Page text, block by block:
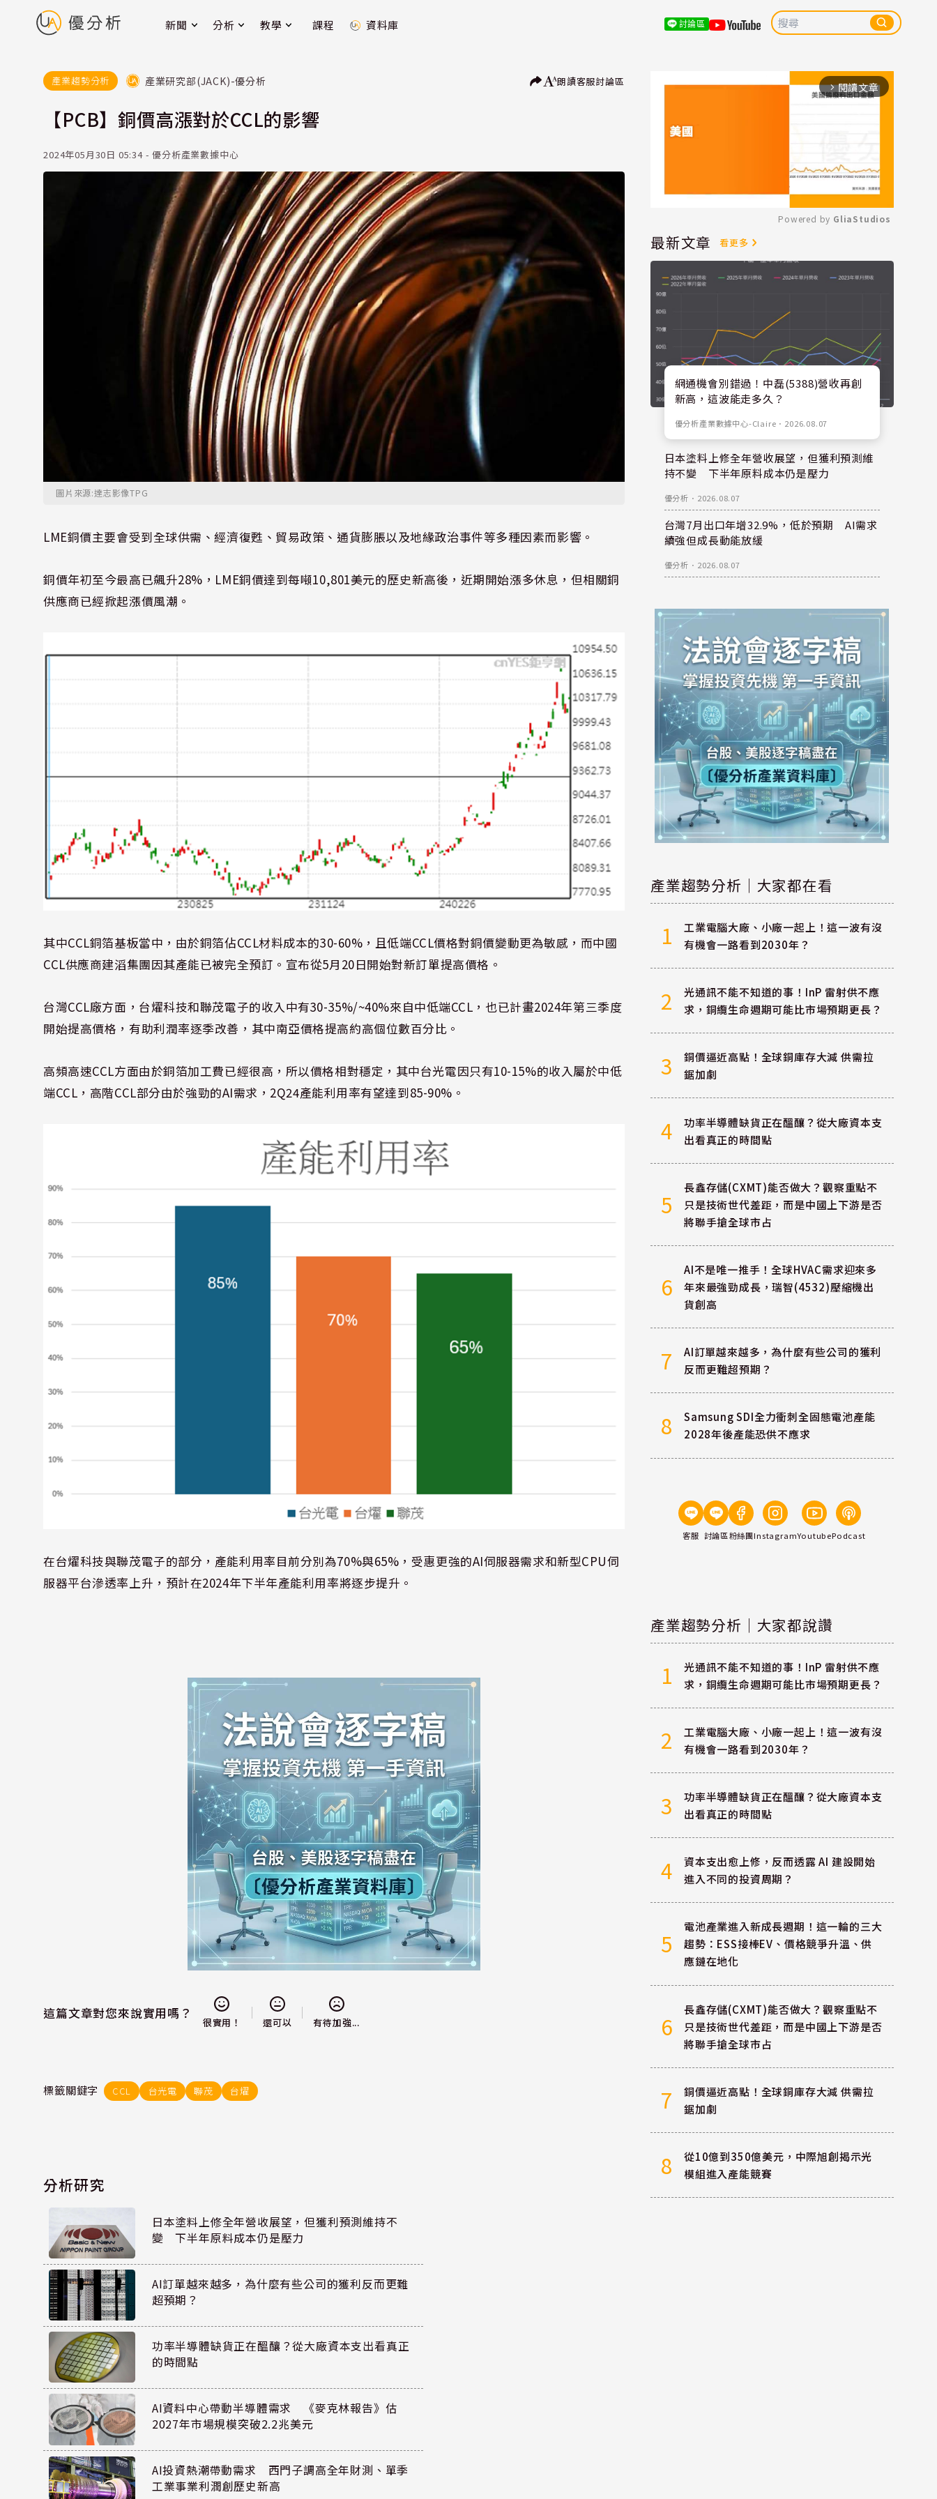
新聞 分析 教學 課程 資料庫 討論區
產業趨勢分析 產業研究部(JACK)-優分析 朗讀客服討論區
【PCB】銅價高漲對於CCL的影響
2024年05月30日 05:34 - 優分析產業數據中心
圖片來源:達志影像TPG
LME銅價主要會受到全球供需、經濟復甦、貿易政策、通貨膨脹以及地緣政治事件等多種因素而影響。
銅價年初至今最高已飆升28% ， LME銅價達到每噸10,801美元的歷史新高後，近期開始漲多休息，但相關銅
供應商已經掀起漲價風潮。
其中CCL銅箔基板當中，由於銅箔佔CCL材料成本的30-60% ，且低端CCL價格對銅價變動更為敏感，而中國
CCL供應商建滔集團因其產能已被完全預訂。宣布從5月 20日開始對新訂單提高價格。
台灣CCL廠方面，台燿科技和聯茂電子的收入中有30-35%/~40%來自中低端CCL ，也已計畫2024年第三季度
開始提高價格，有助利潤率逐季改善，其中南亞價格提高約高個位數百分比。
高頻高速CCL方面由於銅箔加工費已經很高，所以價格相對穩定，其中台光電因只有10-15%的收入屬於中低
端CCL ，高階CCL部分由於強勁的AI需求， 2Q24產能利用率有望達到85-90% 。
在台燿科技與聯茂電子的部分，產能利用率目前分別為70%與65% ，受惠更強的AI伺服器需求和新型CPU伺
服器平台滲透率上升，預計在2024年下半年產能利用率將逐步提升。
這篇文章對您來說實用嗎？
很實用！ 還可以 有待加強...
標籤關鍵字 CCL 台光電 聯茂 台燿
分析研究
日本塗料上修全年營收展望，但獲利預測維持不
變 下半年原料成本仍是壓力
AI訂單越來越多，為什麼有些公司的獲利反而更難
超預期？
功率半導體缺貨正在醞釀？從大廠資本支出看真正
的時間點
AI資料中心帶動半導體需求 《麥克林報告》估
2027年市場規模突破2.2兆美元
AI投資熱潮帶動需求 西門子調高全年財測、單季
工業事業利潤創歷史新高
arrow_forward_ios 閱讀文章
Mute
Powered by GliaStudios
最新文章 看更多
網通機會別錯過！中磊(5388)營收再創
新高，這波能走多久？
優分析產業數據中心-Claire ． 2026.08.07
日本塗料上修全年營收展望，但獲利預測維
持不變 下半年原料成本仍是壓力
優分析 ． 2026.08.07
台灣7月出口年增32.9%，低於預期 AI需求
續強但成長動能放緩
優分析 ． 2026.08.07
產業趨勢分析｜大家都在看
1
工業電腦大廠、小廠一起上！這一波有沒
有機會一路看到2030年？
2
光通訊不能不知道的事！InP 雷射供不應
求，銅纜生命週期可能比市場預期更長？
3
銅價逼近高點！全球銅庫存大減 供需拉
鋸加劇
4
功率半導體缺貨正在醞釀？從大廠資本支
出看真正的時間點
5
長鑫存儲(CXMT)能否做大？觀察重點不
只是技術世代差距，而是中國上下游是否
將聯手搶全球市占
6
AI不是唯一推手！全球HVAC需求迎來多
年來最強勁成長，瑞智(4532)壓縮機出
貨創高
7
AI訂單越來越多，為什麼有些公司的獲利
反而更難超預期？
8
Samsung SDI全力衝刺全固態電池產能
2028年後產能恐供不應求
客服 討論區粉絲團InstagramYoutubePodcast
產業趨勢分析｜大家都說讚
1
光通訊不能不知道的事！InP 雷射供不應
求，銅纜生命週期可能比市場預期更長？
2
工業電腦大廠、小廠一起上！這一波有沒
有機會一路看到2030年？
3
功率半導體缺貨正在醞釀？從大廠資本支
出看真正的時間點
4
資本支出愈上修，反而透露 AI 建設開始
進入不同的投資周期？
5
電池產業進入新成長週期！這一輪的三大
趨勢：ESS接棒EV、價格競爭升溫、供
應鏈在地化
6
長鑫存儲(CXMT)能否做大？觀察重點不
只是技術世代差距，而是中國上下游是否
將聯手搶全球市占
7
銅價逼近高點！全球銅庫存大減 供需拉
鋸加劇
8
從10億到350億美元，中際旭創揭示光
模組進入產能競賽